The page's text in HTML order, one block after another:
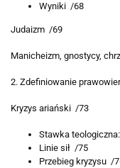
Wyniki /68
Judaizm /69
Manicheizm, gnostycy,
2. Zdefiniowanie
Kryzys ariański /73
Stawka
Linie sił /75
Przebieg kryzysu /